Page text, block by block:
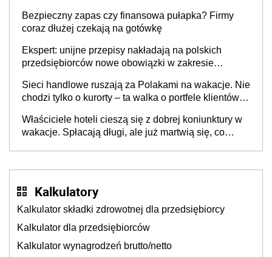
Bezpieczny zapas czy finansowa pułapka? Firmy
coraz dłużej czekają na gotówkę
Ekspert: unijne przepisy nakładają na polskich
przedsiębiorców nowe obowiązki w zakresie
Sieci handlowe ruszają za Polakami na wakacje. Nie
chodzi tylko o kurorty – ta walka o portfele klientów
cichu
Właściciele hoteli cieszą się z dobrej koniunktury w
wakacje. Spłacają długi, ale już martwią się, co
Kalkulatory
Kalkulator składki zdrowotnej dla przedsiębiorcy
Kalkulator dla przedsiębiorców
Kalkulator wynagrodzeń brutto/netto